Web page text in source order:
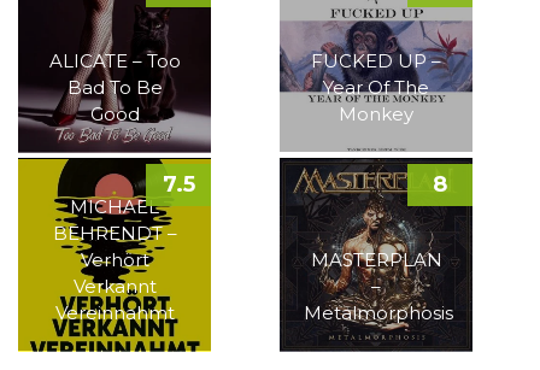
ALICATE – Too
Bad To Be
Good
FUCKED UP –
Year Of The
Monkey
MICHAEL
BEHRENDT –
Verhört
Verkannt
Vereinnahmt
7.5
MASTERPLAN
–
Metalmorphosis
8